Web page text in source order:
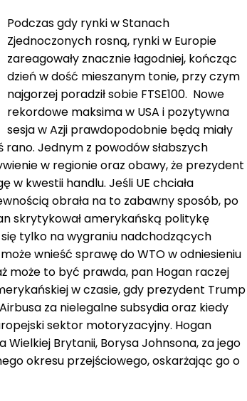
Podczas gdy rynki w Stanach
Zjednoczonych rosną, rynki w Europie
zareagowały znacznie łagodniej, kończąc
dzień w dość mieszanym tonie, przy czym
najgorzej poradził sobie FTSE100. Nowe
rekordowe maksima w USA i pozytywna
sesja w Azji prawdopodobnie będą miały
rano. Jednym z powodów słabszych
w regionie oraz obawy, że prezydent
w kwestii handlu. Jeśli UE chciała
obrała na to zabawny sposób, po
skrytykował amerykańską politykę
tylko na wygraniu nadchodzących
wnieść sprawę do WTO w odniesieniu
może to być prawda, pan Hogan raczej
w czasie, gdy prezydent Trump
za nielegalne subsydia oraz kiedy
sektor motoryzacyjny. Hogan
Brytanii, Borysa Johnsona, za jego
okresu przejściowego, oskarżając go o